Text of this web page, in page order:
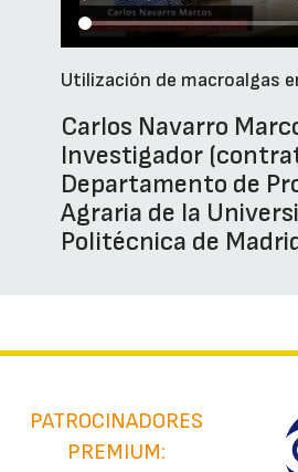
Utilización de macroalgas
Carlos Navarro
Investigador
Departamento de
Agraria de la
Politécnica de
PATROCINADORES
PREMIUM: